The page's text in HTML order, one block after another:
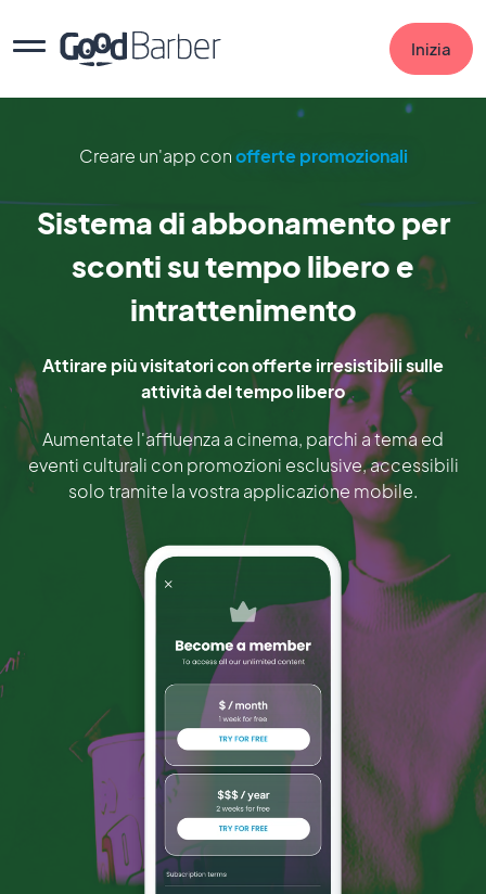
Inizia
Creare un'app conofferte promozionali
Sistema di abbonamento per
sconti su tempo libero e
intrattenimento
Attirare più visitatori con offerte irresistibili sulle
attività del tempo libero
Aumentate l'affluenza a cinema, parchi a tema ed
eventi culturali con promozioni esclusive, accessibili
solo tramite la vostra applicazione mobile.